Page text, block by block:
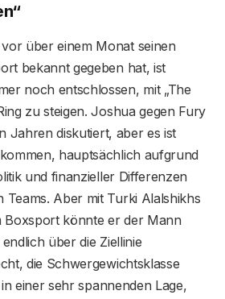
über einem Monat seinen
bekannt gegeben hat, ist
noch entschlossen, mit „The
zu steigen. Joshua gegen Fury
Jahren diskutiert, aber es ist
hauptsächlich aufgrund
und finanzieller Differenzen
Teams. Aber mit Turki Alalshikhs
Boxsport könnte er der Mann
über die Ziellinie
die Schwergewichtsklasse
einer sehr spannenden Lage,